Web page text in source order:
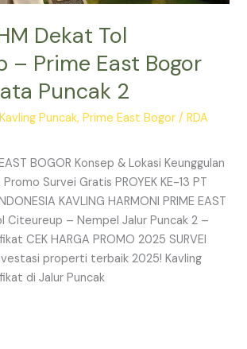
Dekat Tol
– Prime East Bogor
Puncak 2
Kavling Puncak,Prime East Bogor /RDA
BOGOR Konsep & Lokasi Keunggulan
Survei Gratis PROYEK KE-13 PT
KAVLING HARMONI PRIME EAST
Citeureup – Nempel Jalur Puncak 2 –
CEK HARGA PROMO 2025 SURVEI
properti terbaik 2025! Kavling
di Jalur Puncak